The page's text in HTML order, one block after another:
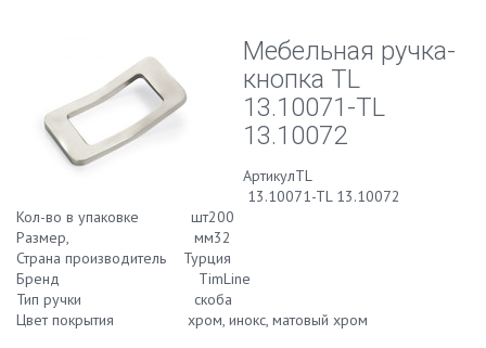
Мебельная ручка-
кнопка TL
13.10071-TL
13.10072
АртикулTL
13.10071-TL 13.10072
Кол-во в упаковке шт200
Размер, мм32
Страна производитель Турция
Бренд TimLine
Тип ручки скоба
Цвет покрытия хром, инокс, матовый хром